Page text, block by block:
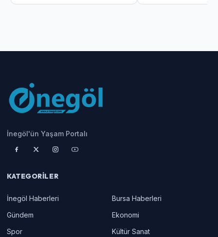
İnegöl'ün Yaşam Portalı
KATEGORILER
İnegöl Haberleri
Bursa Haberleri
Gündem
Ekonomi
Spor
Kültür Sanat